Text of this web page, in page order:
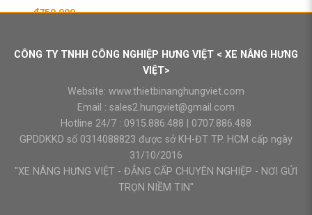
₫750.000
CÔNG TY TNHH CÔNG NGHIỆP HƯNG VIỆT < XE NÂNG HƯNG
VIỆT>
Website: www.thietbinanghungviet.com
Email : sales2.hungviet@gmail.com
Hotline 24/7 : 0915.886.488
0707.886.488
GPDDKKD số 0314088823 được sở KH-ĐT TP. HCM cấp ngày
31/10/2016
"XE NÂNG HƯNG VIỆT - ĐẲNG CẤP CHUYÊN NGHIỆP - NƠI GỬI
TRỌN NIỀM TIN"